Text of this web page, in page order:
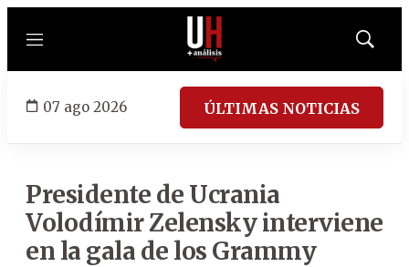
Menú
Mostrar
07 ago 2026 ÚLTIMAS NOTICIAS
Presidente de Ucrania
Volodímir Zelensky interviene
en la gala de los Grammy